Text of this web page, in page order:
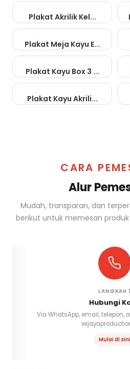
Plakat Akrilik Kel...
Plakat Meja Kayu E...
Plakat Kayu Box 3 ...
Plakat Kayu Akrili...
CARA
Alur
Mudah, transparan, dan
berikut untuk memesan
LANGKAH 1
Hubungi
Via WhatsApp, email, telepon,
Mulai di sini